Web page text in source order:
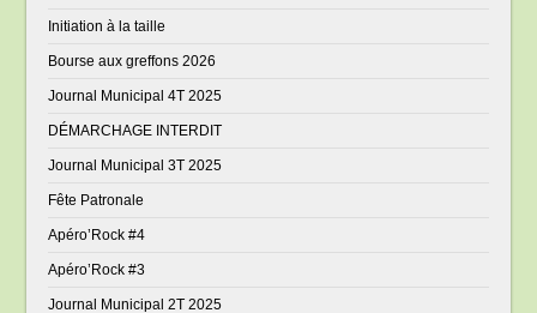
Initiation à la taille
Bourse aux greffons 2026
Journal Municipal 4T 2025
DÉMARCHAGE INTERDIT
Journal Municipal 3T 2025
Fête Patronale
Apéro’Rock #4
Apéro’Rock #3
Journal Municipal 2T 2025